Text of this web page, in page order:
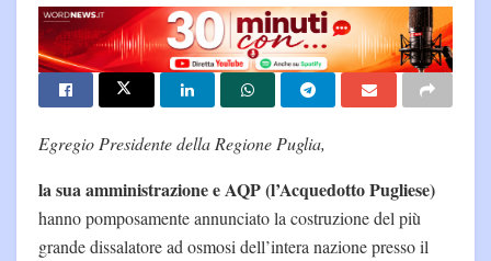
Egregio Presidente della Regione Puglia,
la sua amministrazione e AQP (l’Acquedotto Pugliese)
hanno pomposamente annunciato la costruzione del più
grande dissalatore ad osmosi dell’intera nazione presso il